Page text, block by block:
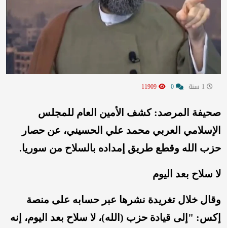
صحيفة المرصد: كشف الأمين العام للمجلس
الإسلامي العربي محمد علي الحسيني، عن حصار
حزب الله وقطع طريق إمداده بالسلاح من سوريا.
لا سلاح بعد اليوم
وقال خلال تغريدة نشرها عبر حسابه على منصة
إكس: "إلى قيادة حزب (الله)، لا سلاح بعد اليوم، إنه